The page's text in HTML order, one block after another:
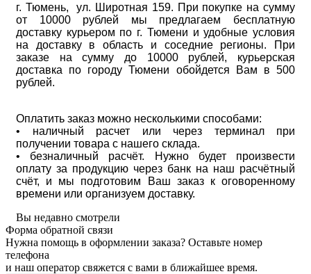
г. Тюмень, ул. Широтная 159. При покупке на сумму
от 10000 рублей мы предлагаем бесплатную
доставку курьером по г. Тюмени и удобные условия
на доставку в область и соседние регионы. При
заказе на сумму до 10000 рублей, курьерская
доставка по городу Тюмени обойдется Вам в 500
рублей.
Оплатить заказ можно несколькими способами:
• наличный расчет или через терминал при
получении товара с нашего склада.
• безналичный расчёт. Нужно будет произвести
оплату за продукцию через банк на наш расчётный
счёт, и мы подготовим Ваш заказ к оговоренному
времени или организуем доставку.
Вы недавно смотрели
Форма обратной связи
Нужна помощь в оформлении заказа? Оставьте номер
телефона
и наш оператор свяжется с вами в ближайшее время.